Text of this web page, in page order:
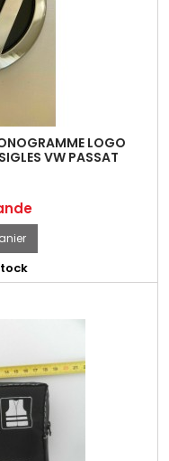
LOGO
VW PASSAT